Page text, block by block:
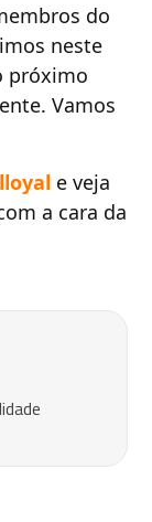
do
neste
próximo
Vamos
e veja
a cara da